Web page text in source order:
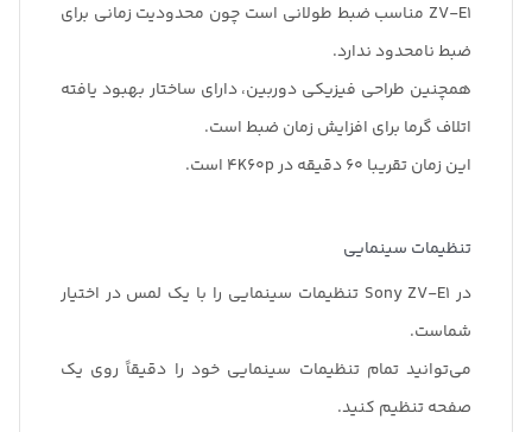
ZV-E1 مناسب ضبط طولانی است چون محدودیت زمانی برای
ضبط نامحدود ندارد.
همچنین طراحی فیزیکی دوربین، دارای ساختار بهبود یافته
اتلاف گرما برای افزایش زمان ضبط است.
این زمان تقریبا 60 دقیقه در 4K60p است.
تنظیمات سینمایی
در Sony ZV-E1 تنظیمات سینمایی را با یک لمس در اختیار
شماست.
می‌توانید تمام تنظیمات سینمایی خود را دقیقاً روی یک
صفحه تنظیم کنید.